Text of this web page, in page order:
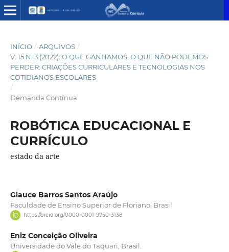
INÍCIO / ARQUIVOS /
V. 15 N. 3 (2022): O QUE GANHAMOS, O QUE NÃO PODEMOS
PERDER: CRIAÇÕES CURRICULARES E TECNOLOGIAS NOS
COTIDIANOS ESCOLARES
/
Demanda Contínua
ROBÓTICA EDUCACIONAL E
CURRÍCULO
estado da arte
Glauce Barros Santos Araújo
Faculdade de Ensino Superior de Floriano, Brasil
https://orcid.org/0000-0001-9750-3138
Eniz Conceição Oliveira
Universidade do Vale do Taquari, Brasil.